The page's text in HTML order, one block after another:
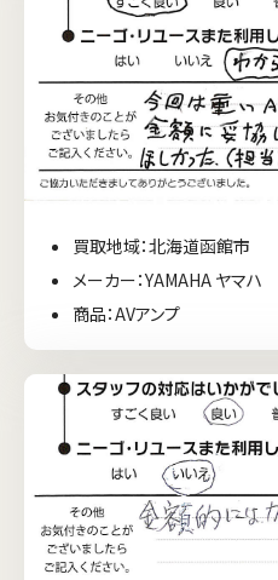
買取地域：北海道函館市
メーカー：YAMAHA ヤマハ
商品：AVアンプ